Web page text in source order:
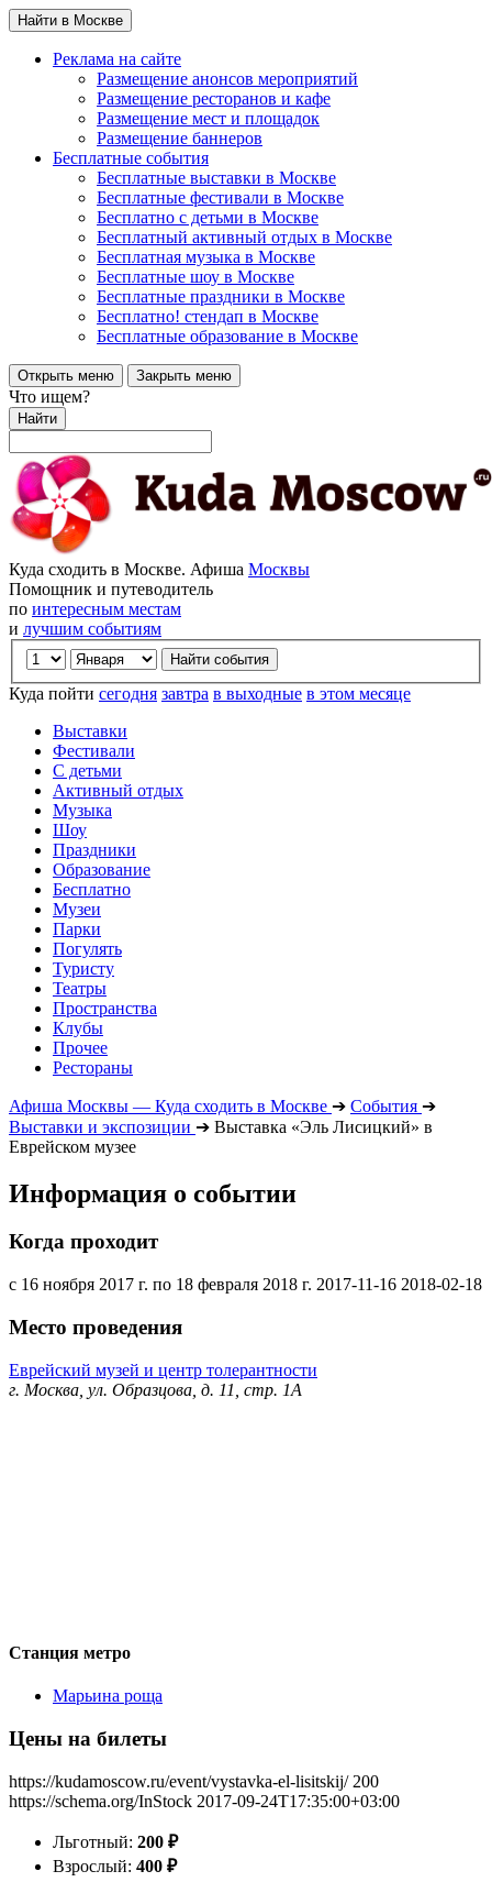
Найти в Москве
Реклама на сайте
Размещение анонсов мероприятий
Размещение ресторанов и кафе
Размещение мест и площадок
Размещение баннеров
Бесплатные события
Бесплатные выставки в Москве
Бесплатные фестивали в Москве
Бесплатно с детьми в Москве
Бесплатный активный отдых в Москве
Бесплатная музыка в Москве
Бесплатные шоу в Москве
Бесплатные праздники в Москве
Бесплатно! стендап в Москве
Бесплатные образование в Москве
Открыть меню Закрыть меню
Что ищем?
Найти
Куда сходить в Москве. Афиша Москвы
Помощник и путеводитель
по интересным местам
и лучшим событиям
Куда пойти сегодня завтра в выходные в этом месяце
Выставки
Фестивали
С детьми
Активный отдых
Музыка
Шоу
Праздники
Образование
Бесплатно
Музеи
Парки
Погулять
Туристу
Театры
Пространства
Клубы
Прочее
Рестораны
Афиша Москвы — Куда сходить в Москве ➔ События ➔
Выставки и экспозиции ➔ Выставка «Эль Лисицкий» в
Еврейском музее
Информация о событии
Когда проходит
с 16 ноября 2017 г. по 18 февраля 2018 г. 2017-11-16 2018-02-18
Место проведения
Еврейский музей и центр толерантности
г. Москва, ул. Образцова, д. 11, стр. 1А
Станция метро
Марьина роща
Цены на билеты
https://kudamoscow.ru/event/vystavka-el-lisitskij/ 200
https://schema.org/InStock 2017-09-24T17:35:00+03:00
Льготный: 200 ₽
Взрослый: 400 ₽